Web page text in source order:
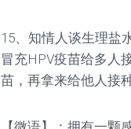
15、知情人谈生理盐
冒充HPV疫苗给多人
苗，再拿来给他人接种